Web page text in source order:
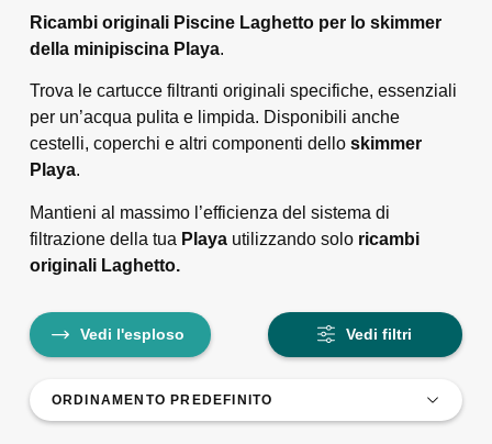
Ricambi originali Piscine Laghetto per lo skimmer
della minipiscina Playa.
Trova le cartucce filtranti originali specifiche, essenziali
per un’acqua pulita e limpida. Disponibili anche
cestelli, coperchi e altri componenti dello skimmer
Playa.
Mantieni al massimo l’efficienza del sistema di
filtrazione della tua Playautilizzando solo ricambi
originali Laghetto.
Vedi filtri
Vedi l'esploso